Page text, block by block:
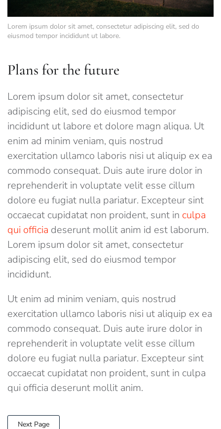
Lorem ipsum dolor sit amet, consectetur adipiscing elit, sed do
eiusmod tempor incididunt ut labore.
Plans for the future
Lorem ipsum dolor sit amet, consectetur
adipiscing elit, sed do eiusmod tempor
incididunt ut labore et dolore magn aliqua. Ut
enim ad minim veniam, quis nostrud
exercitation ullamco laboris nisi ut aliquip ex ea
commodo consequat. Duis aute irure dolor in
reprehenderit in voluptate velit esse cillum
dolore eu fugiat nulla pariatur. Excepteur sint
occaecat cupidatat non proident, sunt in culpa
qui officia deserunt mollit anim id est laborum.
Lorem ipsum dolor sit amet, consectetur
adipiscing elit, sed do eiusmod tempor
incididunt.
Ut enim ad minim veniam, quis nostrud
exercitation ullamco laboris nisi ut aliquip ex ea
commodo consequat. Duis aute irure dolor in
reprehenderit in voluptate velit esse cillum
dolore eu fugiat nulla pariatur. Excepteur sint
occaecat cupidatat non proident, sunt in culpa
qui officia deserunt mollit anim.
Next Page